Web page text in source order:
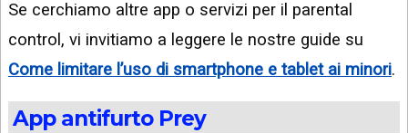
Se cerchiamo altre app o servizi per il parental
control, vi invitiamo a leggere le nostre guide su
Come limitare l’uso di smartphone e tablet ai minori.
App antifurto Prey